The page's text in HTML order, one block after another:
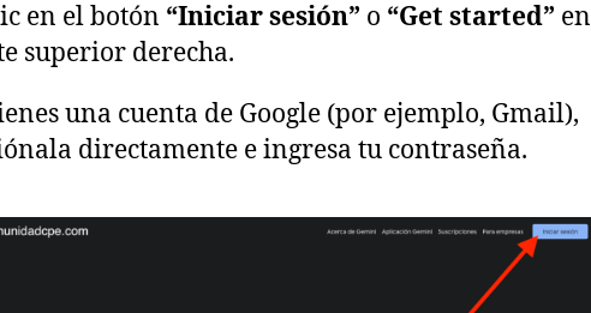
en el botón “Iniciar sesión” o “Get started” en
superior derecha.
una cuenta de Google (por ejemplo, Gmail),
directamente e ingresa tu contraseña.